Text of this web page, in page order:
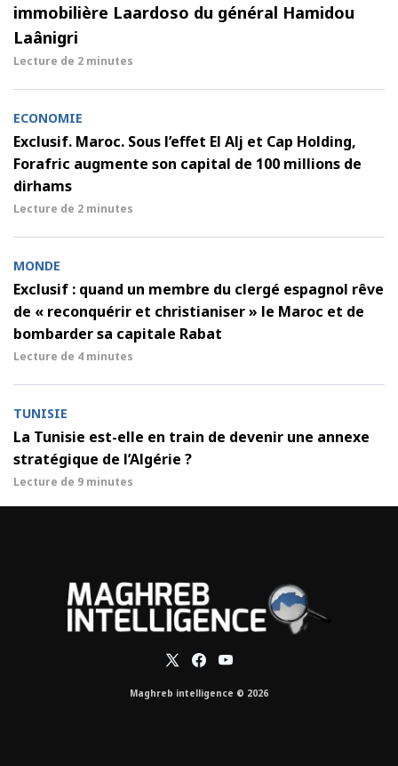
immobilière Laardoso du général Hamidou
Laânigri
Lecture de 2 minutes
ECONOMIE
Exclusif. Maroc. Sous l’effet El Alj et Cap Holding,
Forafric augmente son capital de 100 millions de
dirhams
Lecture de 2 minutes
MONDE
Exclusif : quand un membre du clergé espagnol rêve
de « reconquérir et christianiser » le Maroc et de
bombarder sa capitale Rabat
Lecture de 4 minutes
TUNISIE
La Tunisie est-elle en train de devenir une annexe
stratégique de l’Algérie ?
Lecture de 9 minutes
Maghreb intelligence © 2026